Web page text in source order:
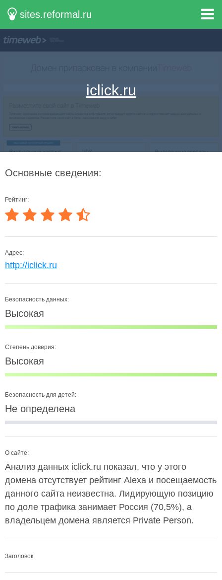
sites.reformal.ru
iclick.ru
Основные сведения:
Рейтинг:
Адрес:
http://iclick.ru
Безопасность данных:
Высокая
Степень доверия:
Высокая
Безопасность для детей:
Не определена
О сайте:
Анализ данных iclick.ru показал, что у этого
домена отсутствует рейтинг Alexa и посещаемость
данного сайта неизвестна. Лидирующую позицию
по доле трафика занимает Россия (70,5%), а
владельцем домена является Private Person.
Заголовок: